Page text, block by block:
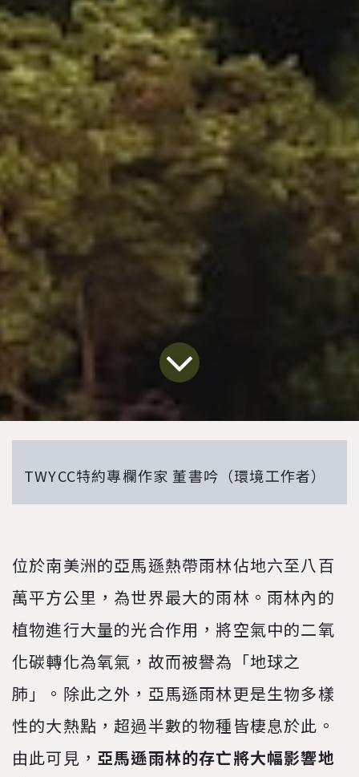
TWYCC特約專欄作家 董書吟（環境工作者）
位於南美洲的亞馬遜熱帶雨林佔地六至八百
萬平方公里，為世界最大的雨林。雨林內的
植物進行大量的光合作用，將空氣中的二氧
化碳轉化為氧氣，故而被譽為「地球之
肺」。除此之外，亞馬遜雨林更是生物多樣
性的大熱點，超過半數的物種皆棲息於此。
由此可見， 亞馬遜雨林的存亡將大幅影響地